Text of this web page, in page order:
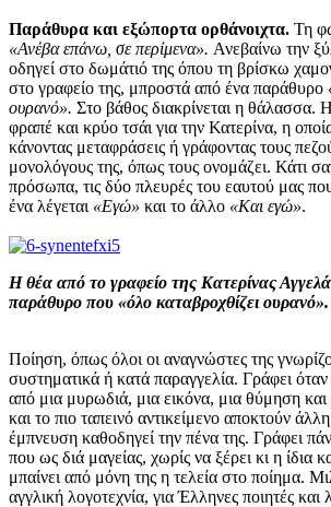
Παράθυρα και εξώπορτα ορθάνοιχτα. Τη
«Ανέβα επάνω, σε περίμενα». Ανεβαίνω την
οδηγεί στο δωμάτιό της όπου τη βρίσκω
στο γραφείο της, μπροστά από ένα παράθυρο
ουρανό». Στο βάθος διακρίνεται η θάλασσα.
φραπέ και κρύο τσάι για την Κατερίνα, η
κάνοντας μεταφράσεις ή γράφοντας τους
μονολόγους της, όπως τους ονομάζει. Κάτι
πρόσωπα, τις δύο πλευρές του εαυτού μας
ένα λέγεται «Εγώ» και το άλλο «Και εγώ».
Η θέα από το γραφείο της Κατερίνας
παράθυρο που «όλο καταβροχθίζει ουρανό».
Ποίηση, όπως όλοι οι αναγνώστες της
συστηματικά ή κατά παραγγελία. Γράφει
από μια μυρωδιά, μια εικόνα, μια θύμηση
και το πιο ταπεινό αντικείμενο αποκτούν
έμπνευση καθοδηγεί την πένα της. Γράφει
που ως διά μαγείας, χωρίς να ξέρει κι η ίδια
μπαίνει από μόνη της η τελεία στο ποίημα.
αγγλική λογοτεχνία, για Έλληνες ποιητές